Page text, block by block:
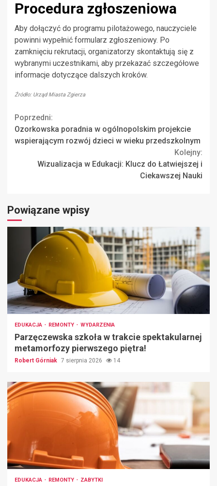
Procedura zgłoszeniowa
Aby dołączyć do programu pilotażowego, nauczyciele
powinni wypełnić formularz zgłoszeniowy. Po
zamknięciu rekrutacji, organizatorzy skontaktują się z
wybranymi uczestnikami, aby przekazać szczegółowe
informacje dotyczące dalszych kroków.
Źródło: Urząd Miasta Zgierza
Continue
Reading
Poprzedni:
Ozorkowska poradnia w ogólnopolskim projekcie
wspierającym rozwój dzieci w wieku przedszkolnym
Kolejny:
Wizualizacja w Edukacji: Klucz do Łatwiejszej i
Ciekawszej Nauki
Powiązane wpisy
EDUKACJA REMONTY WYDARZENIA
Parzęczewska szkoła w trakcie spektakularnej
metamorfozy pierwszego piętra!
Robert Górniak 7 sierpnia 2026 14
EDUKACJA REMONTY ZABYTKI